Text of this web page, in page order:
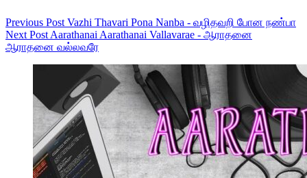
Previous Post Vazhi Thavari Pona Nanba - வழிதவறி போன நண்பா
Next Post Aarathanai Aarathanai Vallavarae - ஆராதனை
ஆராதனை வல்லவரே